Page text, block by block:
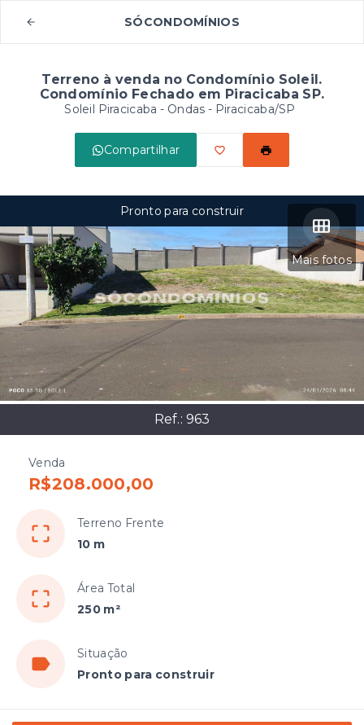
SÓCONDOMÍNIOS
Terreno à venda no Condomínio Soleil.
Condomínio Fechado em Piracicaba SP.
Soleil Piracicaba - Ondas - Piracicaba/SP
Compartilhar
Mais fotos
Ref.: 963
Pronto para construir
Venda
R$208.000,00
Terreno Frente
10 m
Área Total
250 m²
Situação
Pronto para construir